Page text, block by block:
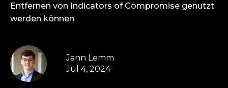
Entfernen von Indicators of Compromise genutzt
werden können
Jann Lemm
Jul 4, 2024